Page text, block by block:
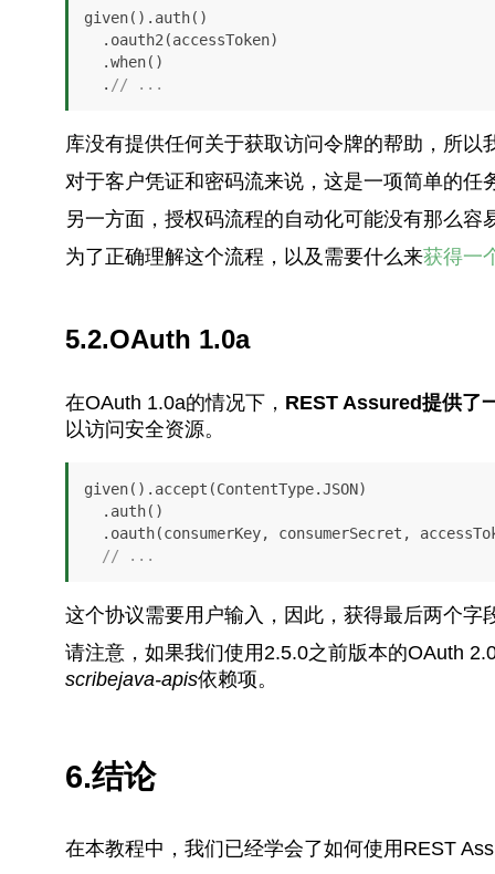
given().auth()
  .
// ...
库没有提供任何关于获取访问令牌的帮助，所以
对于客户凭证和密码流来说，这是一项简单的
另一方面，授权码流程的自动化可能没有那么
为了正确理解这个流程，以及需要什么来获得一
5.2.OAuth 1.0a
在OAuth 1.0a的情况下， REST Assured提供了
以访问安全资源。
given().accept(ContentType.JSON)
// ...
这个协议需要用户输入，因此，获得最后两个字
请注意，如果我们使用2.5.0之前版本的OAuth
scribejava-apis依赖项。
6.结论
在本教程中，我们已经学会了如何使用REST